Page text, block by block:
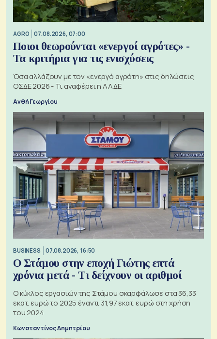
AGRO 07.08.2026, 07:00
Ποιοι θεωρούνται «ενεργοί αγρότες» -
Τα κριτήρια για τις ενισχύσεις
Όσα αλλάζουν με τον «ενεργό αγρότη» στις δηλώσεις
ΟΣΔΕ 2026 - Τι αναφέρει η ΑΑΔΕ
Ανθή Γεωργίου
BUSINESS 07.08.2026, 16:50
Ο Στάμου στην εποχή Γιώτης επτά
χρόνια μετά - Τι δείχνουν οι αριθμοί
Ο κύκλος εργασιών της Στάμου σκαρφάλωσε στα 36,33
εκατ. ευρώ το 2025 έναντι 31,97 εκατ. ευρώ στη χρήση
του 2024
Κωνσταντίνος Δημητρίου